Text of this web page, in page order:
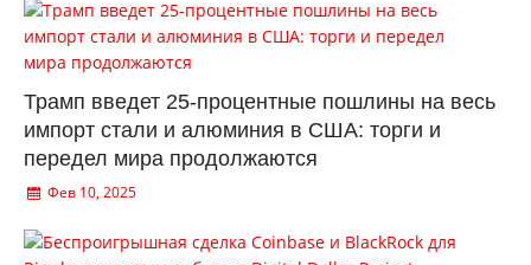
Трамп введет 25-процентные пошлины на весь
импорт стали и алюминия в США: торги и
передел мира продолжаются
Фев 10, 2025